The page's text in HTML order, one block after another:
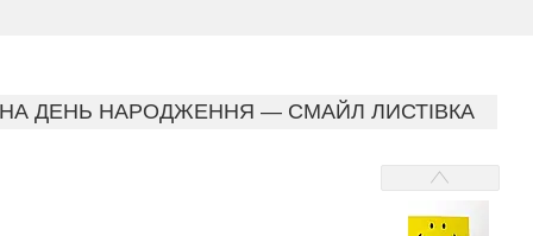
ДЕНЬ НАРОДЖЕННЯ — СМАЙЛ ЛИСТІВКА